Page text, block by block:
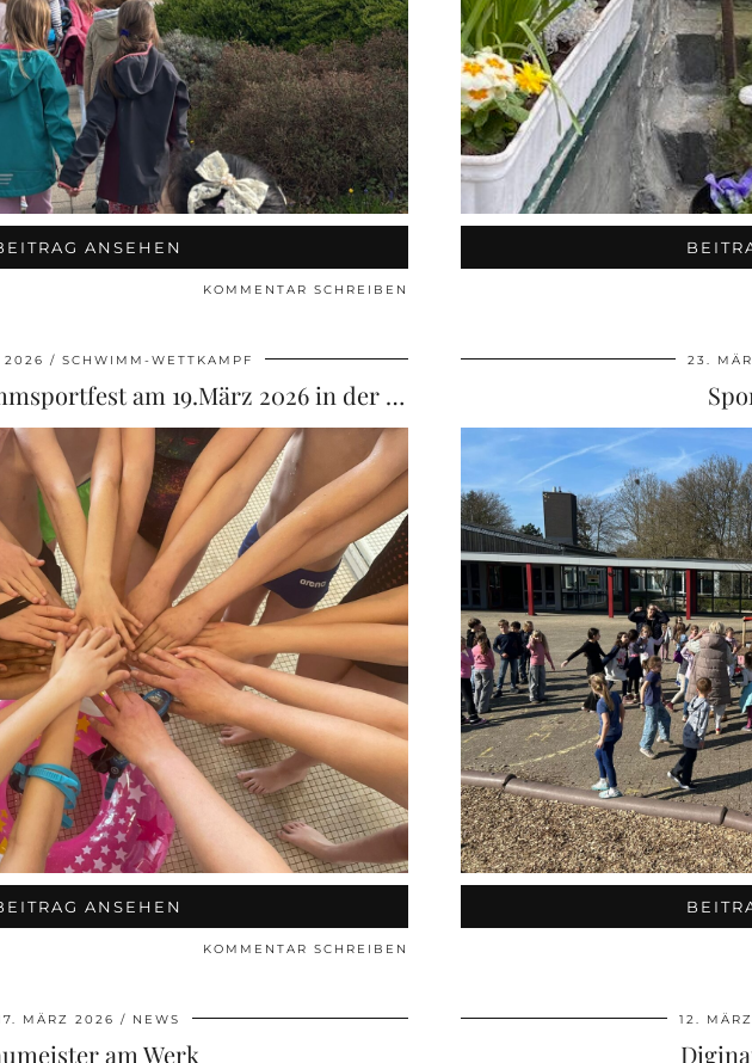
ANSEHEN
KOMMENTAR SCHREIBEN
2026 SCHWIMM-WETTKAMPF
am 19.März 2026 in der …
ANSEHEN
KOMMENTAR SCHREIBEN
23.
MÄRZ 2026 NEWS
am Werk
12.